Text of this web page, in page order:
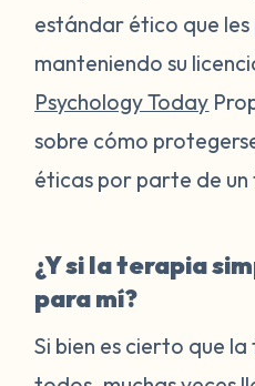
estándar ético que
manteniendo su
Psychology Today
sobre cómo
éticas por parte de
¿Y si la terapia
para mí?
Si bien es cierto que